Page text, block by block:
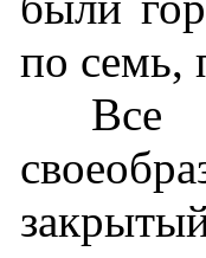
по семь,
Все